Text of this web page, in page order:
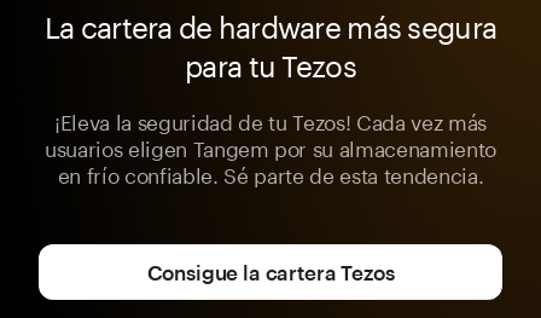
La cartera de hardware más segura
para tu Tezos
¡Eleva la seguridad de tu Tezos! Cada vez más
usuarios eligen Tangem por su almacenamiento
en frío confiable. Sé parte de esta tendencia.
Consigue la cartera Tezos